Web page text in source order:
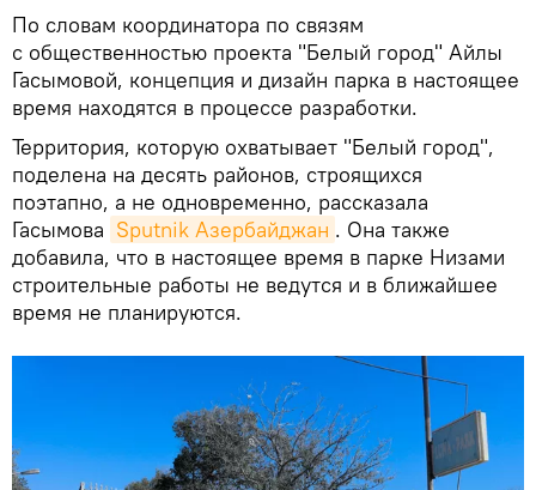
По словам координатора по связям
с общественностью проекта "Белый город" Айлы
Гасымовой, концепция и дизайн парка в настоящее
время находятся в процессе разработки.
Территория, которую охватывает "Белый город",
поделена на десять районов, строящихся
поэтапно, а не одновременно, рассказала
Гасымова Sputnik Азербайджан . Она также
добавила, что в настоящее время в парке Низами
строительные работы не ведутся и в ближайшее
время не планируются.